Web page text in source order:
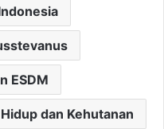
ESDM
dan Kehutanan